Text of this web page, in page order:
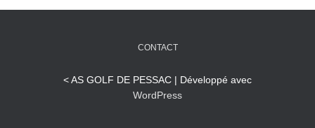
CONTACT
< AS GOLF DE PESSAC | Développé avec
WordPress